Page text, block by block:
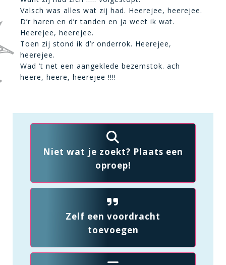
Valsch was alles wat zij had. Heerejee, heerejee.
D’r haren en d’r tanden en ja weet ik wat.
Heerejee, heerejee.
Toen zij stond ik d’r onderrok. Heerejee,
heerejee.
Wad ’t net een aangeklede bezemstok. ach
heere, heere, heerejee !!!!
Niet wat je zoekt? Plaats een
oproep!
Zelf een voordracht
toevoegen